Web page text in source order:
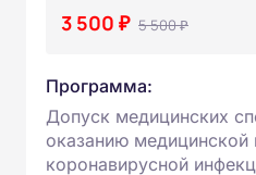
3 500 ₽ 5 500 ₽
Программа:
Допуск медицинских
оказанию
коронавирусной